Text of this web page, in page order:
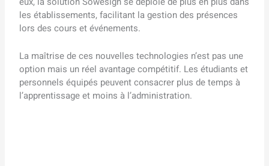
les établissements, facilitant la gestion des présences
lors des cours et événements.
La maîtrise de ces nouvelles technologies n’est pas une
option mais un réel avantage compétitif. Les étudiants et
personnels équipés peuvent consacrer plus de temps à
l’apprentissage et moins à l’administration.